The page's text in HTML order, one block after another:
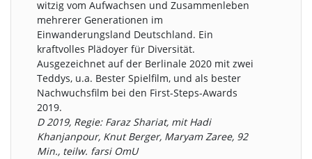
witzig vom Aufwachsen und Zusammenleben
mehrerer Generationen im
Einwanderungsland Deutschland. Ein
kraftvolles Plädoyer für Diversität.
Ausgezeichnet auf der Berlinale 2020 mit zwei
Teddys, u.a. Bester Spielfilm, und als bester
Nachwuchsfilm bei den First-Steps-Awards
2019.
D 2019, Regie: Faraz Shariat, mit Hadi
Khanjanpour, Knut Berger, Maryam Zaree, 92
Min., teilw. farsi OmU